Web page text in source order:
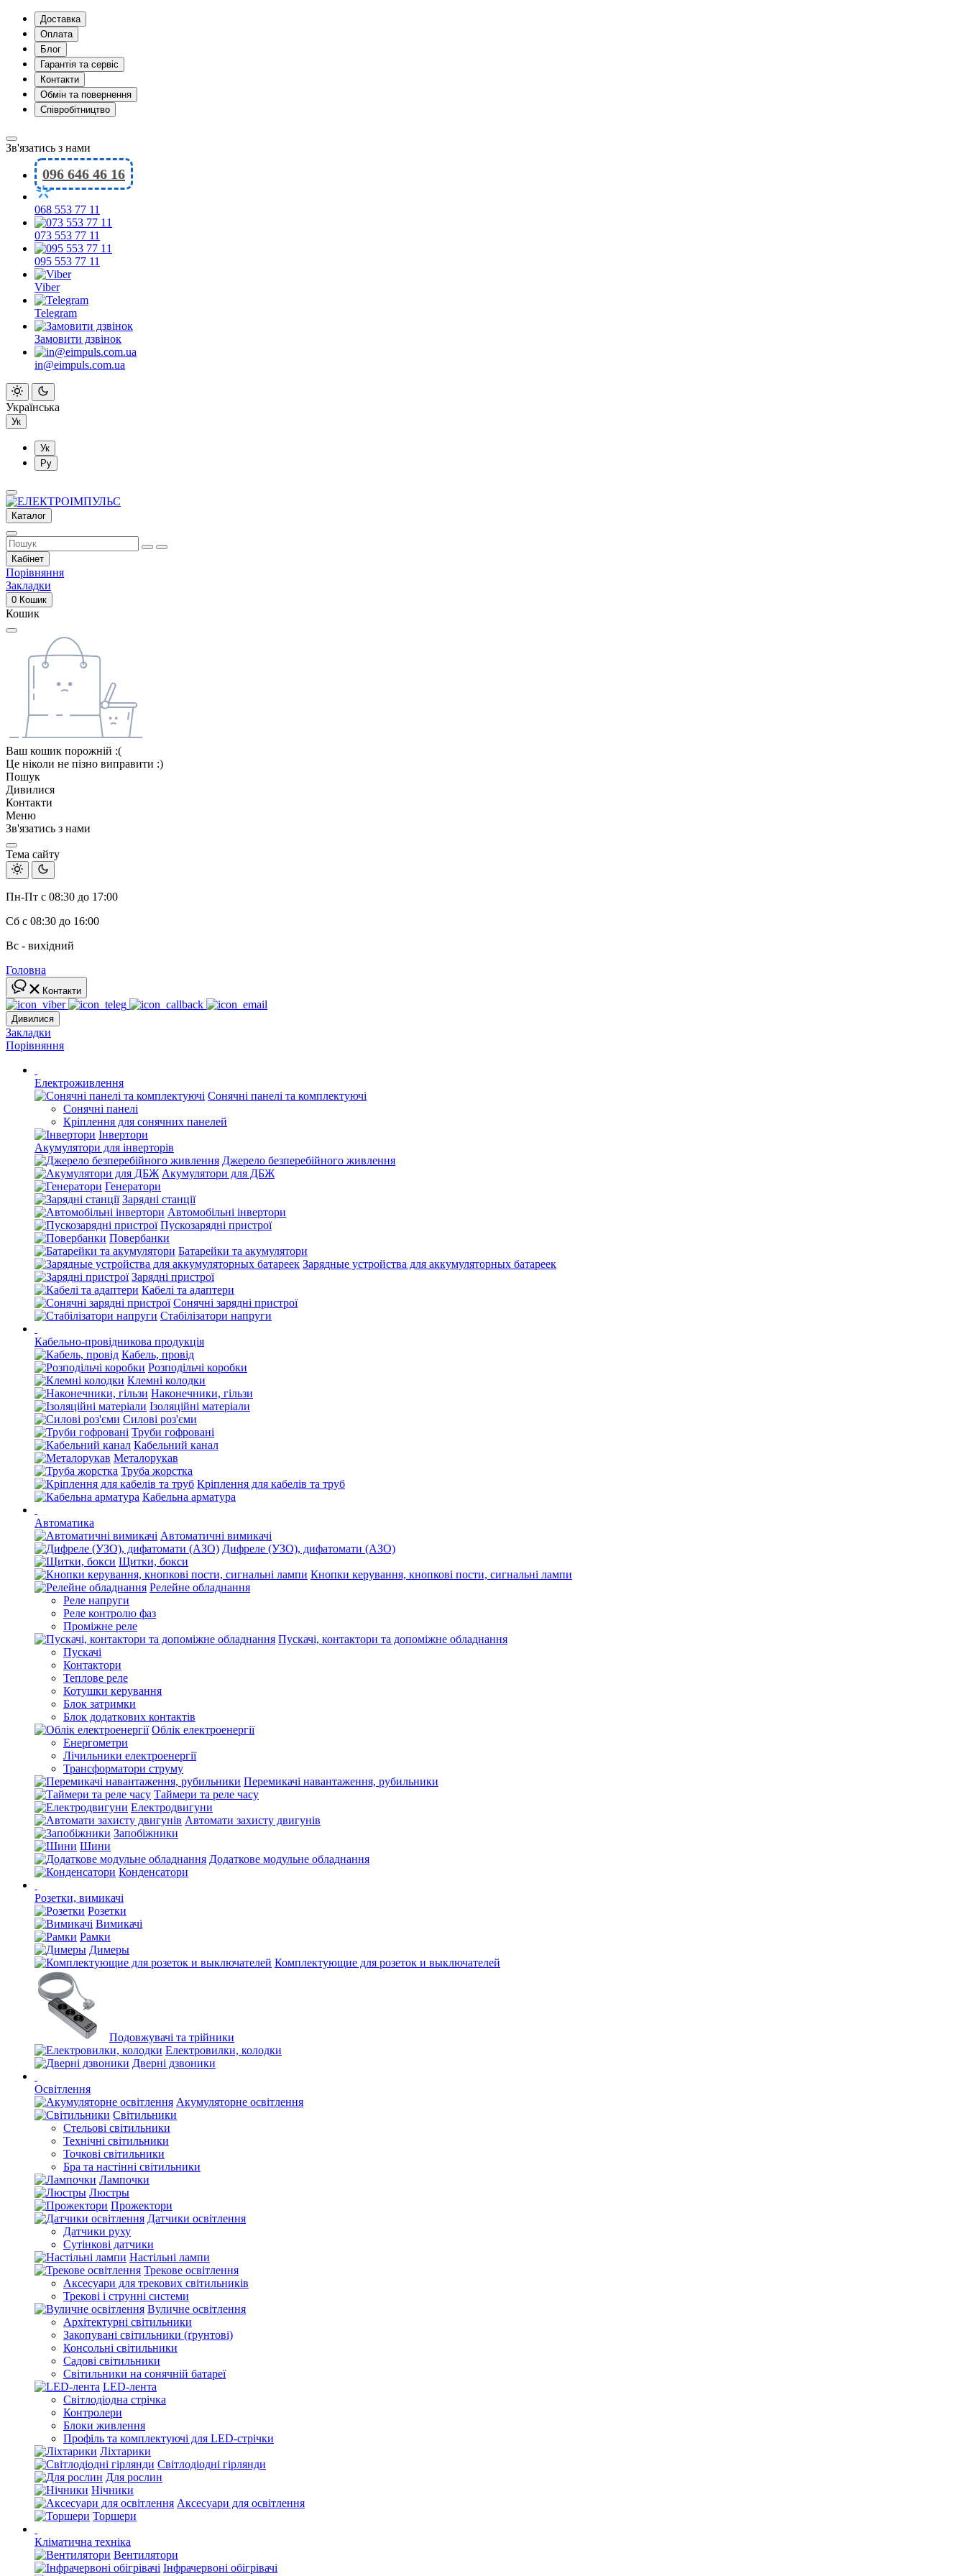
Доставка
Оплата
Блог
Гарантія та сервіс
Контакти
Обмін та повернення
Співробітництво
Зв'язатись з нами
096 646 46 16
068 553 77 11
073 553 77 11
095 553 77 11
Viber
Telegram
Замовити дзвінок
in@eimpuls.com.ua
Українська
Ук
Ук
Ру
Каталог
Кабінет
Порівняння
Закладки
0 Кошик
Кошик
Ваш кошик порожній :(
Це ніколи не пізно виправити :)
Пошук
Дивилися
Контакти
Меню
Зв'язатись з нами
Тема сайту
Пн-Пт с 08:30 до 17:00
Сб с 08:30 до 16:00
Вс - вихідний
Головна
Контакти
Дивилися
Закладки
Порівняння
Електроживлення
Сонячні панелі та комплектуючі
Сонячні панелі
Кріплення для сонячних панелей
Інвертори
Акумулятори для інверторів
Джерело безперебійного живлення
Акумулятори для ДБЖ
Генератори
Зарядні станції
Автомобільні інвертори
Пускозарядні пристрої
Повербанки
Батарейки та акумулятори
Зарядные устройства для аккумуляторных батареек
Зарядні пристрої
Кабелі та адаптери
Сонячні зарядні пристрої
Стабілізатори напруги
Кабельно-провідникова продукція
Кабель, провід
Розподільчі коробки
Клемні колодки
Наконечники, гільзи
Ізоляційні матеріали
Силові роз'єми
Труби гофровані
Кабельний канал
Металорукав
Труба жорстка
Кріплення для кабелів та труб
Кабельна арматура
Автоматика
Автоматичні вимикачі
Дифреле (УЗО), дифатомати (АЗО)
Щитки, бокси
Кнопки керування, кнопкові пости, сигнальні лампи
Релейне обладнання
Реле напруги
Реле контролю фаз
Проміжне реле
Пускачі, контактори та допоміжне обладнання
Пускачі
Контактори
Теплове реле
Котушки керування
Блок затримки
Блок додаткових контактів
Облік електроенергії
Енергометри
Лічильники електроенергії
Трансформатори струму
Перемикачі навантаження, рубильники
Таймери та реле часу
Електродвигуни
Автомати захисту двигунів
Запобіжники
Шини
Додаткове модульне обладнання
Конденсатори
Розетки, вимикачі
Розетки
Вимикачі
Рамки
Димеры
Комплектующие для розеток и выключателей
Подовжувачі та трійники
Електровилки, колодки
Дверні дзвоники
Освітлення
Акумуляторне освітлення
Світильники
Стельові світильники
Технічні світильники
Точкові світильники
Бра та настінні світильники
Лампочки
Люстры
Прожектори
Датчики освітлення
Датчики руху
Сутінкові датчики
Настільні лампи
Трекове освітлення
Аксесуари для трекових світильників
Трекові і струнні системи
Вуличне освітлення
Архітектурні світильники
Закопувані світильники (ґрунтові)
Консольні світильники
Садові світильники
Світильники на сонячній батареї
LED-лента
Світлодіодна стрічка
Контролери
Блоки живлення
Профіль та комплектуючі для LED-стрічки
Ліхтарики
Світлодіодні гірлянди
Для рослин
Нічники
Аксесуари для освітлення
Торшери
Кліматична техніка
Вентилятори
Інфрачервоні обігрівачі